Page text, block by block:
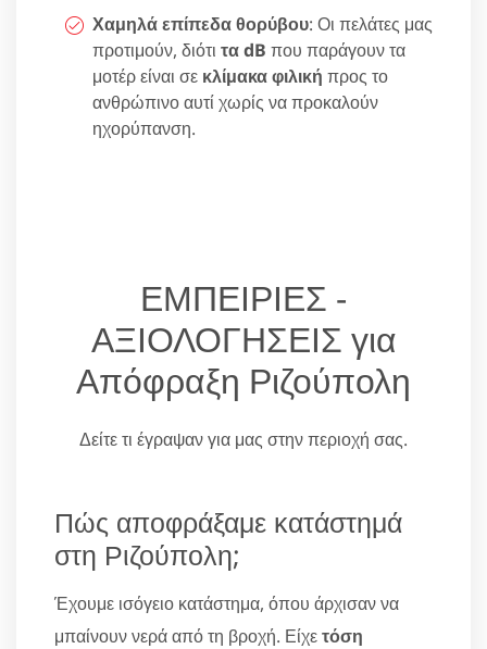
Χαμηλά επίπεδα θορύβου: Οι πελάτες μας
προτιμούν, διότι τα dB που παράγουν τα
μοτέρ είναι σε κλίμακα φιλική προς το
ανθρώπινο αυτί χωρίς να προκαλούν
ηχορύπανση.
ΕΜΠΕΙΡΙΕΣ -
ΑΞΙΟΛΟΓΗΣΕΙΣ για
Απόφραξη Ριζούπολη
Δείτε τι έγραψαν για μας στην περιοχή σας.
Πώς αποφράξαμε κατάστημά
στη Ριζούπολη;
Έχουμε ισόγειο κατάστημα, όπου άρχισαν να
μπαίνουν νερά από τη βροχή. Είχετόση